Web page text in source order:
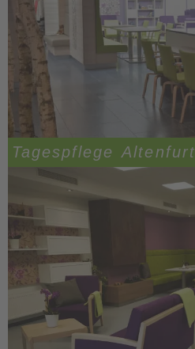
Tagespflege Altenfurt